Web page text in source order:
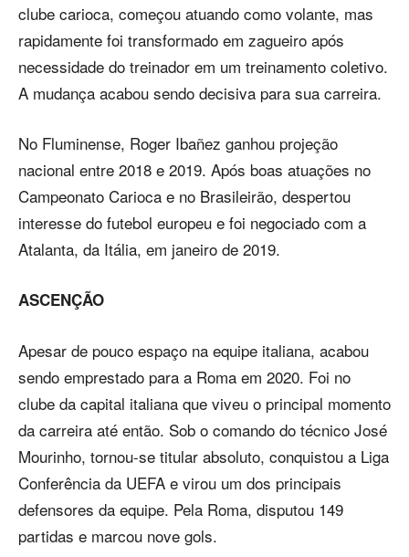
clube carioca, começou atuando como volante, mas
rapidamente foi transformado em zagueiro após
necessidade do treinador em um treinamento coletivo.
A mudança acabou sendo decisiva para sua carreira.
No Fluminense, Roger Ibañez ganhou projeção
nacional entre 2018 e 2019. Após boas atuações no
Campeonato Carioca e no Brasileirão, despertou
interesse do futebol europeu e foi negociado com a
Atalanta, da Itália, em janeiro de 2019.
ASCENÇÃO
Apesar de pouco espaço na equipe italiana, acabou
sendo emprestado para a Roma em 2020. Foi no
clube da capital italiana que viveu o principal momento
da carreira até então. Sob o comando do técnico José
Mourinho, tornou-se titular absoluto, conquistou a Liga
Conferência da UEFA e virou um dos principais
defensores da equipe. Pela Roma, disputou 149
partidas e marcou nove gols.